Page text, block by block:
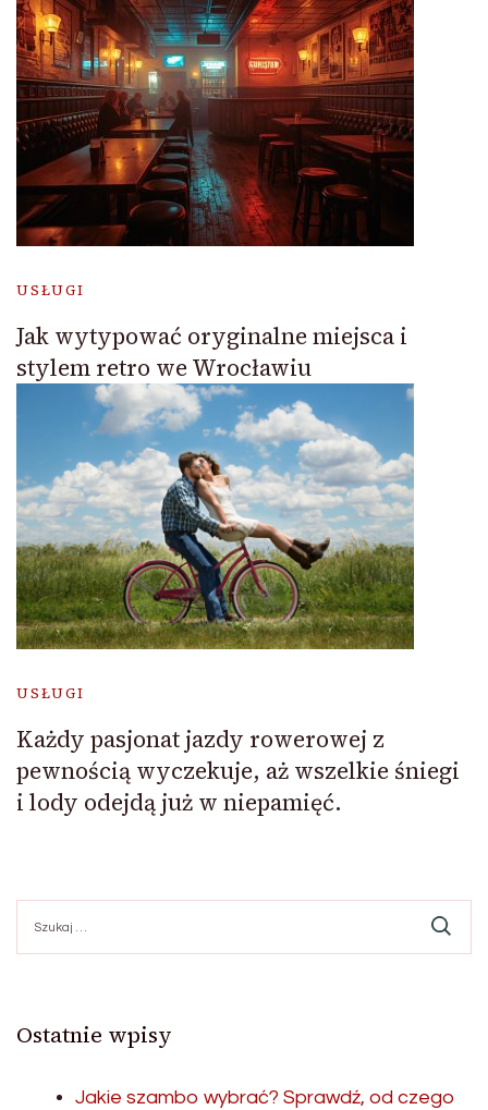
USŁUGI
Jak wytypować oryginalne miejsca i
stylem retro we Wrocławiu
USŁUGI
Każdy pasjonat jazdy rowerowej z
pewnością wyczekuje, aż wszelkie śniegi
i lody odejdą już w niepamięć.
Ostatnie wpisy
Jakie szambo wybrać? Sprawdź, od czego